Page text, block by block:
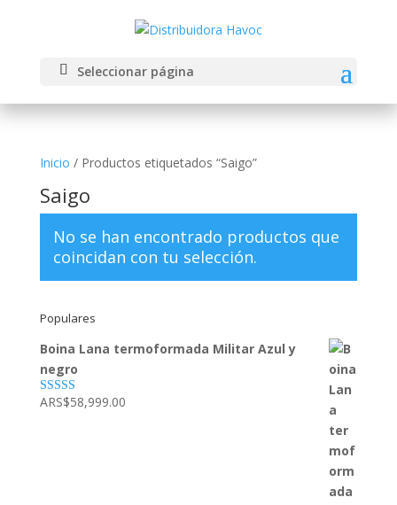
Seleccionar página
Inicio / Productos etiquetados “Saigo”
Saigo
No se han encontrado productos que
coincidan con tu selección.
Populares
Boina Lana termoformada Militar Azul y
negro
Valorado con
ARS$58,999.00